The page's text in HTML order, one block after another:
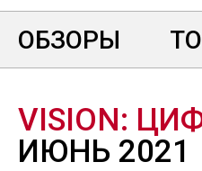
ОБЗОРЫ
VISION:
ИЮНЬ 2021